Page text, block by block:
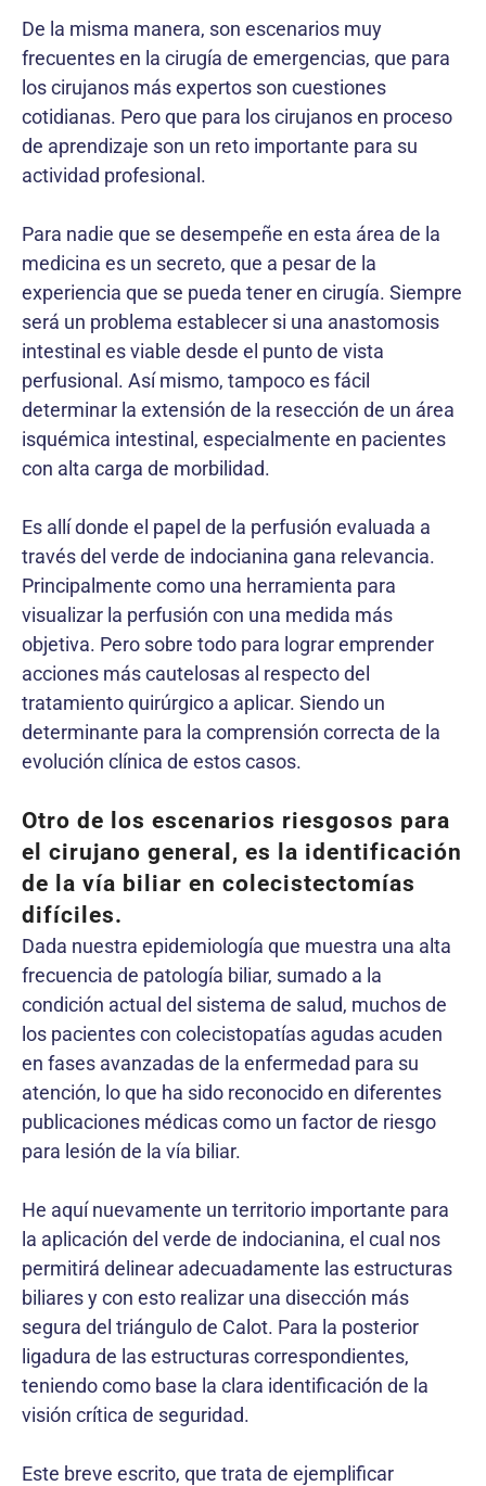
De la misma manera, son escenarios muy
frecuentes en la cirugía de emergencias, que para
los cirujanos más expertos son cuestiones
cotidianas. Pero que para los cirujanos en proceso
de aprendizaje son un reto importante para su
actividad profesional.
Para nadie que se desempeñe en esta área de la
medicina es un secreto, que a pesar de la
experiencia que se pueda tener en cirugía. Siempre
será un problema establecer si una anastomosis
intestinal es viable desde el punto de vista
perfusional. Así mismo, tampoco es fácil
determinar la extensión de la resección de un área
isquémica intestinal, especialmente en pacientes
con alta carga de morbilidad.
Es allí donde el papel de la perfusión evaluada a
través del verde de indocianina gana relevancia.
Principalmente como una herramienta para
visualizar la perfusión con una medida más
objetiva. Pero sobre todo para lograr emprender
acciones más cautelosas al respecto del
tratamiento quirúrgico a aplicar. Siendo un
determinante para la comprensión correcta de la
evolución clínica de estos casos.
Otro de los escenarios riesgosos para
el cirujano general, es la identificación
de la vía biliar en colecistectomías
difíciles.
Dada nuestra epidemiología que muestra una alta
frecuencia de patología biliar, sumado a la
condición actual del sistema de salud, muchos de
los pacientes con colecistopatías agudas acuden
en fases avanzadas de la enfermedad para su
atención, lo que ha sido reconocido en diferentes
publicaciones médicas como un factor de riesgo
para lesión de la vía biliar.
He aquí nuevamente un territorio importante para
la aplicación del verde de indocianina, el cual nos
permitirá delinear adecuadamente las estructuras
biliares y con esto realizar una disección más
segura del triángulo de Calot. Para la posterior
ligadura de las estructuras correspondientes,
teniendo como base la clara identificación de la
visión crítica de seguridad.
Este breve escrito, que trata de ejemplificar